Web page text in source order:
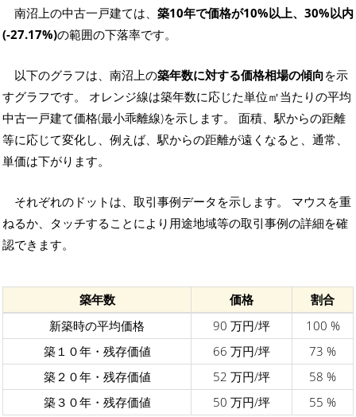
南沼上の中古一戸建ては、 築10年で価格が10%以上、30%以内
(-27.17%)の範囲の下落率です。
以下のグラフは、南沼上の築年数に対する価格相場の傾向を示
すグラフです。 オレンジ線は築年数に応じた単位㎡当たりの平均
中古一戸建て価格(最小乖離線)を示します。 面積、駅からの距離
等に応じて変化し、例えば、駅からの距離が遠くなると、通常、
単価は下がります。
それぞれのドットは、取引事例データを示します。 マウスを重
ねるか、タッチすることにより用途地域等の取引事例の詳細を確
認できます。
築年数 価格
割合
新築時の平均価格
90 万円/坪
100 %
築１０年・残存価値
66 万円/坪
73 %
築２０年・残存価値
52 万円/坪
58 %
築３０年・残存価値
50 万円/坪 55 %